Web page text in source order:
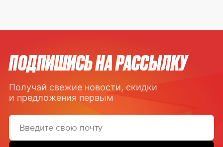
ПОДПИШИСЬ НА РАССЫЛКУ
Получай свежие новости, скидки
и предложения первым